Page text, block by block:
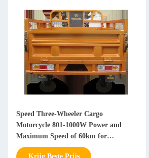
Speed Three-Wheeler Cargo
Motorcycle 801-1000W Power and
Maximum Speed of 60km for
Transport Needs
Krijg Beste Prijs